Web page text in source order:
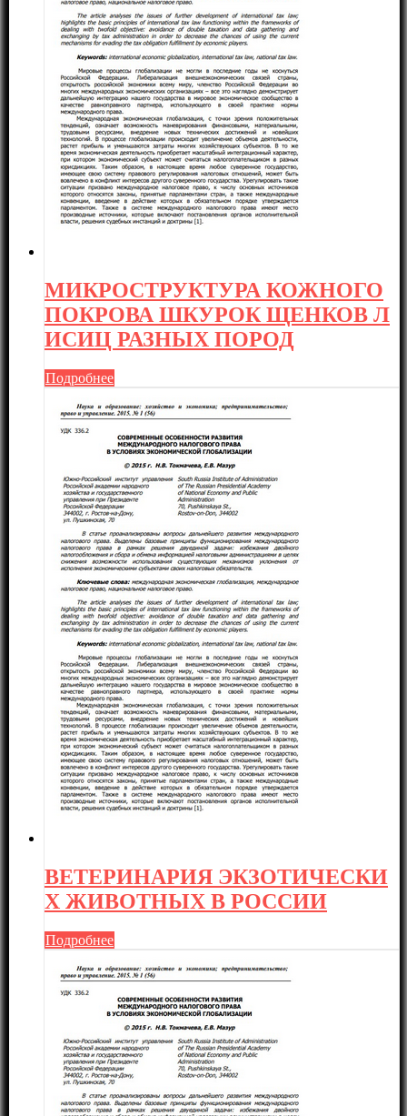
МИКРОСТРУКТУРА КОЖНОГО
ПОКРОВА ШКУРОК ЩЕНКОВ Л
ИСИЦ РАЗНЫХ ПОРОД
Подробнее
ВЕТЕРИНАРИЯ ЭКЗОТИЧЕСКИ
Х ЖИВОТНЫХ В РОССИИ
Подробнее